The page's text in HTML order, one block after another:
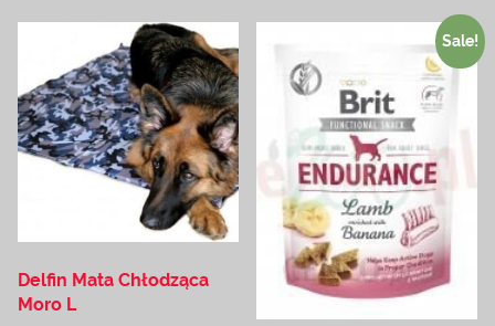
Delfin Mata Chłodząca
Moro L
Sale!